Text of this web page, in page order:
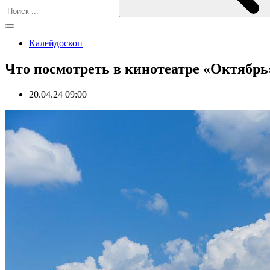
Калейдоскоп
Что посмотреть в кинотеатре
20.04.24 09:00